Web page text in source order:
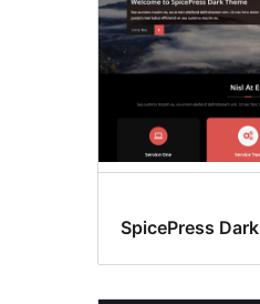
SpicePress Dark